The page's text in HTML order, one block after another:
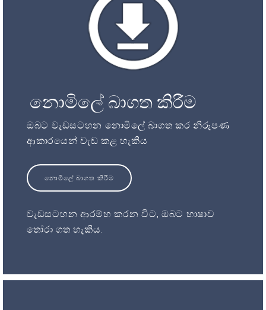
නොමිලේ බාගත කිරීම
ඔබට වැඩසටහන නොමිලේ බාගත කර නිරූපණ
ආකාරයෙන් වැඩ කළ හැකිය
නොමිලේ බාගත කිරීම
වැඩසටහන ආරම්භ කරන විට, ඔබට භාෂාව
තෝරා ගත හැකිය.